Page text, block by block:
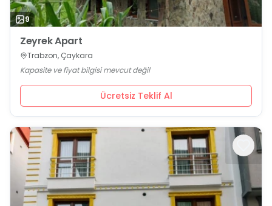
9
Zeyrek Apart
Trabzon, Çaykara
Kapasite ve fiyat bilgisi mevcut değil
Ücretsiz Teklif Al